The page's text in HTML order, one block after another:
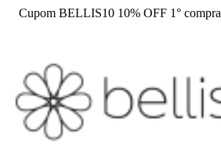
Cupom BELLIS10 10% OFF 1° compra